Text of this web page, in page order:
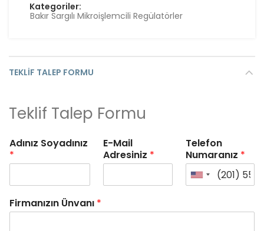
Kategoriler:
Bakır Sargılı Mikroişlemcili Regülatörler
TEKLIF TALEP FORMU
Teklif Talep Formu
Adınız Soyadınız
*
E-Mail
Adresiniz *
Telefon
Numaranız *
Firmanızın Ünvanı *